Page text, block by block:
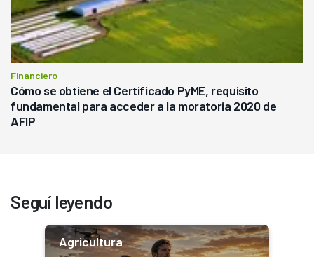
Financiero
Cómo se obtiene el Certificado PyME, requisito
fundamental para acceder a la moratoria 2020 de
AFIP
Seguí leyendo
Agricultura